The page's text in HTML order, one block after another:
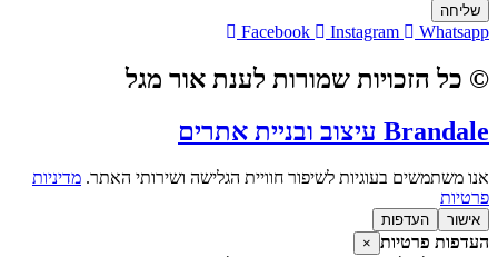
שליחה
Facebook Instagram Whatsapp
© כל הזכויות שמורות לענת אור מגל
Brandale עיצוב ובניית אתרים
אנו משתמשים בעוגיות לשיפור חוויית הגלישה ושירותי האתר. מדיניות
פרטיות
אישור העדפות
העדפות פרטיות ×